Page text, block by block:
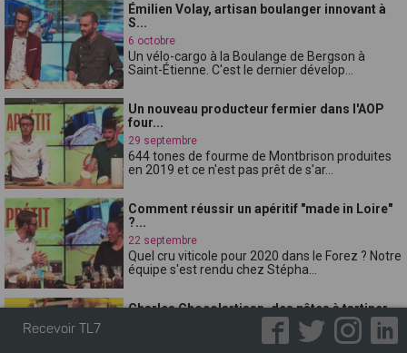
Émilien Volay, artisan boulanger innovant à
S...
6 octobre
Un vélo-cargo à la Boulange de Bergson à
Saint-Étienne. C'est le dernier dévelop...
Un nouveau producteur fermier dans l'AOP
four...
29 septembre
644 tones de fourme de Montbrison produites
en 2019 et ce n'est pas prêt de s'ar...
Comment réussir un apéritif "made in Loire"
?...
22 septembre
Quel cru viticole pour 2020 dans le Forez ? Notre
équipe s'est rendu chez Stépha...
Charles Chocolartisan, des pâtes à tartiner
Recevoir TL7